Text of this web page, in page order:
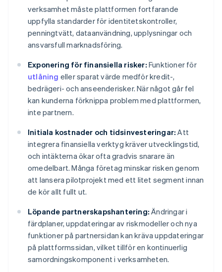
verksamhet måste plattformen fortfarande
uppfylla standarder för identitetskontroller,
penningtvätt, dataanvändning, upplysningar och
ansvarsfull marknadsföring.
Exponering för finansiella risker: Funktioner för
utlåning eller sparat värde medför kredit-,
bedrägeri- och anseenderisker. När något går fel
kan kunderna förknippa problem med plattformen,
inte partnern.
Initiala kostnader och tidsinvesteringar: Att
integrera finansiella verktyg kräver utvecklingstid,
och intäkterna ökar ofta gradvis snarare än
omedelbart. Många företag minskar risken genom
att lansera pilotprojekt med ett litet segment innan
de kör allt fullt ut.
Löpande partnerskapshantering: Ändringar i
färdplaner, uppdateringar av riskmodeller och nya
funktioner på partnersidan kan kräva uppdateringar
på plattformssidan, vilket tillför en kontinuerlig
samordningskomponent i verksamheten.